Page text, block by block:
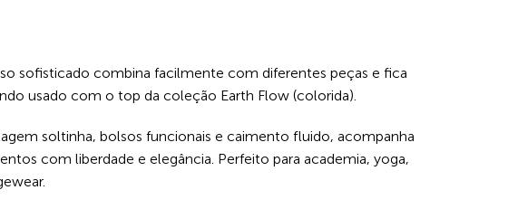
sofisticado combina facilmente com diferentes peças e fica
usado com o top da coleção Earth Flow (colorida).
soltinha, bolsos funcionais e caimento fluido, acompanha
com liberdade e elegância. Perfeito para academia, yoga,